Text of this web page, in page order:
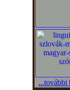
...további